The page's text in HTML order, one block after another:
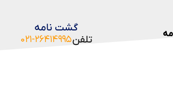
گشت نامه
تلفن۰۲۱-۲۶۴۱۴۹۹۵